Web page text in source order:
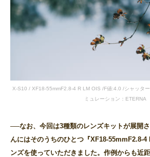
X-S10 / XF18-55mmF2.8-4 R LM OIS /F値:4.0 /シャッタ
ミュレーション：ETERNA
──なお、今回は3種類のレンズキットが展開
んにはそのうちのひとつ『XF18-55mmF2.8-
ンズを使っていただきました。作例からも近